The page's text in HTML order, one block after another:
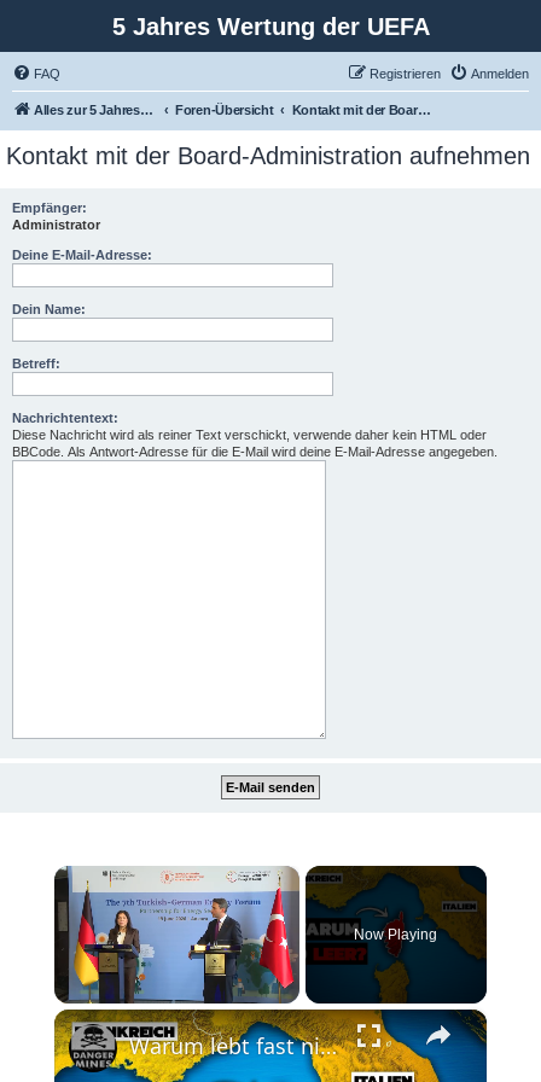
5 Jahres Wertung der UEFA
FAQ Anmelden
Registrieren
Alles zur 5 Jahreswertung / Tabelle der UEFA mit vielen Statistiken. Foren-Übersicht Kontakt mit der Board-Administration aufnehmen
Kontakt mit der Board-Administration aufnehmen
Empfänger:
Administrator
Deine E-Mail-Adresse:
Dein Name:
Betreff:
Nachrichtentext:
Diese Nachricht wird als reiner Text verschickt, verwende daher kein HTML oder
BBCode. Als Antwort-Adresse für die E-Mail wird deine E-Mail-Adresse angegeben.
×
Unmute
Now Playing
×
Warum lebt fast niemand in diesem Mittelmeerparadies?